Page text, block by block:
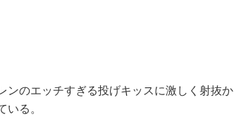
のエッチすぎる投げキッスに激しく射抜か
いる。